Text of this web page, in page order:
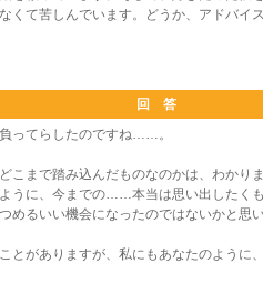
くて苦しんでいます。どうか、アドバイ
回 答
ってらしたのですね……。
こまで踏み込んだものなのかは、わかり
うに、今までの……本当は思い出したく
めるいい機会になったのではないかと思い
とがありますが、私にもあなたのように